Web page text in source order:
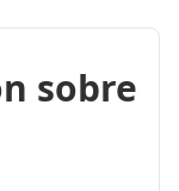
sobre